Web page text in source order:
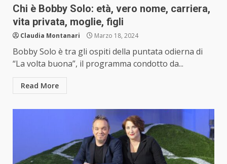
Chi è Bobby Solo: età, vero nome, carriera,
vita privata, moglie, figli
Claudia Montanari Marzo 18, 2024
Bobby Solo è tra gli ospiti della puntata odierna di
“La volta buona”, il programma condotto da...
Read More